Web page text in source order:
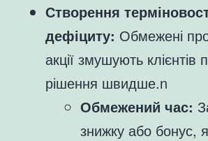
Створення
дефіциту: Обмежені
акції змушують клієнтів
рішення швидше.n
Обмежений час:
знижку або бонус,